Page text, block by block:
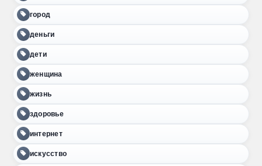
город
деньги
дети
женщина
жизнь
здоровье
интернет
искусство